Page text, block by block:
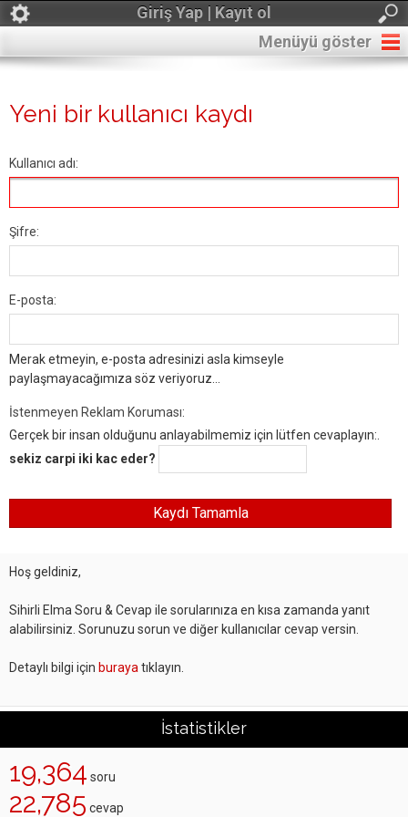
Giriş Yap | Kayıt ol
Menüyü göster
Yeni bir kullanıcı kaydı
Kullanıcı adı:
Şifre:
E-posta:
Merak etmeyin, e-posta adresinizi asla kimseyle
paylaşmayacağımıza söz veriyoruz...
İstenmeyen Reklam Koruması:
Gerçek bir insan olduğunu anlayabilmemiz için lütfen cevaplayın:.
sekiz carpi iki kac eder?
Hoş geldiniz,
Sihirli Elma Soru & Cevap ile sorularınıza en kısa zamanda yanıt
alabilirsiniz. Sorunuzu sorun ve diğer kullanıcılar cevap versin.
Detaylı bilgi için buraya tıklayın.
İstatistikler
19,364 soru
22,785 cevap